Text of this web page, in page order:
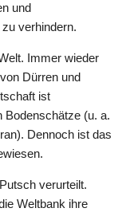
und
verhindern.
Immer wieder
Dürren und
ist
Bodenschätze (u. a.
Dennoch ist das
verurteilt.
Weltbank ihre